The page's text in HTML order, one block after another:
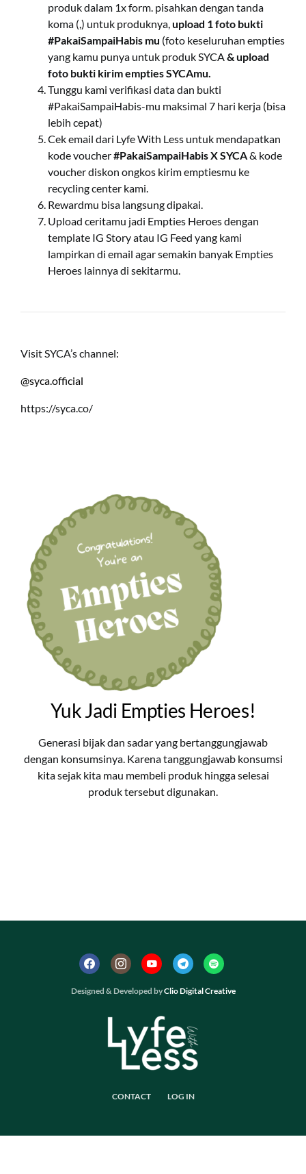
produk dalam 1x form. pisahkan dengan tanda
koma (,) untuk produknya,upload 1 foto bukti
#PakaiSampaiHabis mu (foto keseluruhan empties
yang kamu punya untuk produk SYCA& upload
foto bukti kirim empties SYCAmu.
Tunggu kami verifikasi data dan bukti
#PakaiSampaiHabis-mu maksimal 7 hari kerja (bisa
lebih cepat)
Cek email dari Lyfe With Less untuk mendapatkan
kode voucher#PakaiSampaiHabis X SYCA& kode
voucher diskon ongkos kirim emptiesmu ke
recycling center kami.
Rewardmu bisa langsung dipakai.
Upload ceritamu jadi Empties Heroes dengan
template IG Story atau IG Feed yang kami
lampirkan di email agar semakin banyak Empties
Heroes lainnya di sekitarmu.
Visit SYCA’s channel:
@syca.official
https://syca.co/
Yuk Jadi Empties Heroes!
Generasi bijak dan sadar yang bertanggungjawab
dengan konsumsinya. Karena tanggungjawab konsumsi
kita sejak kita mau membeli produk hingga selesai
produk tersebut digunakan.
Designed & Developed byClio Digital Creative
CONTACT LOG IN